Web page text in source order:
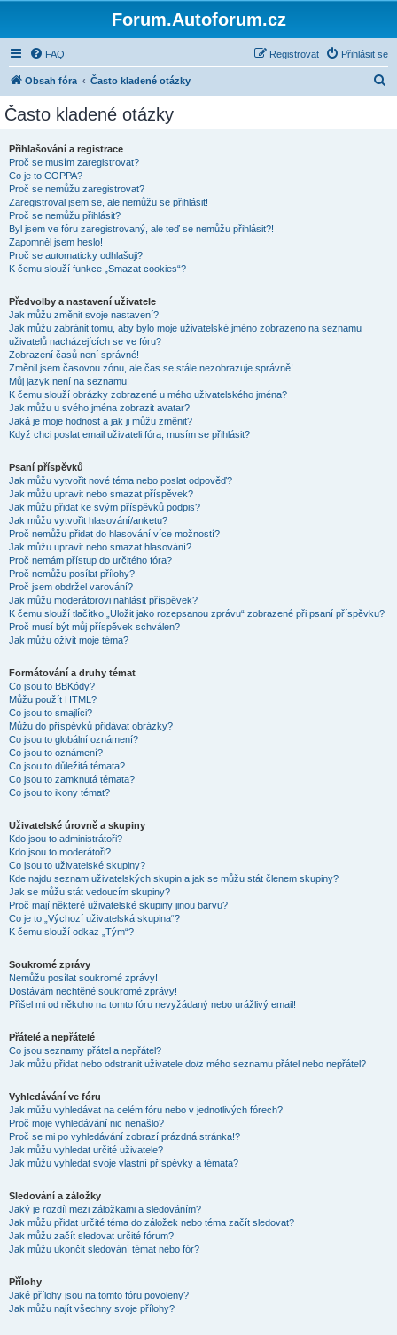
Forum.Autoforum.cz
FAQ Přihlásit se
Registrovat
Obsah fóra Často kladené otázky
Často kladené otázky
Přihlašování a registrace
Proč se musím zaregistrovat?
Co je to COPPA?
Proč se nemůžu zaregistrovat?
Zaregistroval jsem se, ale nemůžu se přihlásit!
Proč se nemůžu přihlásit?
Byl jsem ve fóru zaregistrovaný, ale teď se nemůžu přihlásit?!
Zapomněl jsem heslo!
Proč se automaticky odhlašuji?
K čemu slouží funkce „Smazat cookies“?
Předvolby a nastavení uživatele
Jak můžu změnit svoje nastavení?
Jak můžu zabránit tomu, aby bylo moje uživatelské jméno zobrazeno na seznamu
uživatelů nacházejících se ve fóru?
Zobrazení časů není správné!
Změnil jsem časovou zónu, ale čas se stále nezobrazuje správně!
Můj jazyk není na seznamu!
K čemu slouží obrázky zobrazené u mého uživatelského jména?
Jak můžu u svého jména zobrazit avatar?
Jaká je moje hodnost a jak ji můžu změnit?
Když chci poslat email uživateli fóra, musím se přihlásit?
Psaní příspěvků
Jak můžu vytvořit nové téma nebo poslat odpověď?
Jak můžu upravit nebo smazat příspěvek?
Jak můžu přidat ke svým příspěvků podpis?
Jak můžu vytvořit hlasování/anketu?
Proč nemůžu přidat do hlasování více možností?
Jak můžu upravit nebo smazat hlasování?
Proč nemám přístup do určitého fóra?
Proč nemůžu posílat přílohy?
Proč jsem obdržel varování?
Jak můžu moderátorovi nahlásit příspěvek?
K čemu slouží tlačítko „Uložit jako rozepsanou zprávu“ zobrazené při psaní příspěvku?
Proč musí být můj příspěvek schválen?
Jak můžu oživit moje téma?
Formátování a druhy témat
Co jsou to BBKódy?
Můžu použít HTML?
Co jsou to smajlíci?
Můžu do příspěvků přidávat obrázky?
Co jsou to globální oznámení?
Co jsou to oznámení?
Co jsou to důležitá témata?
Co jsou to zamknutá témata?
Co jsou to ikony témat?
Uživatelské úrovně a skupiny
Kdo jsou to administrátoři?
Kdo jsou to moderátoři?
Co jsou to uživatelské skupiny?
Kde najdu seznam uživatelských skupin a jak se můžu stát členem skupiny?
Jak se můžu stát vedoucím skupiny?
Proč mají některé uživatelské skupiny jinou barvu?
Co je to „Výchozí uživatelská skupina“?
K čemu slouží odkaz „Tým“?
Soukromé zprávy
Nemůžu posílat soukromé zprávy!
Dostávám nechtěné soukromé zprávy!
Přišel mi od někoho na tomto fóru nevyžádaný nebo urážlivý email!
Přátelé a nepřátelé
Co jsou seznamy přátel a nepřátel?
Jak můžu přidat nebo odstranit uživatele do/z mého seznamu přátel nebo nepřátel?
Vyhledávání ve fóru
Jak můžu vyhledávat na celém fóru nebo v jednotlivých fórech?
Proč moje vyhledávání nic nenašlo?
Proč se mi po vyhledávání zobrazí prázdná stránka!?
Jak můžu vyhledat určité uživatele?
Jak můžu vyhledat svoje vlastní příspěvky a témata?
Sledování a záložky
Jaký je rozdíl mezi záložkami a sledováním?
Jak můžu přidat určité téma do záložek nebo téma začít sledovat?
Jak můžu začít sledovat určité fórum?
Jak můžu ukončit sledování témat nebo fór?
Přílohy
Jaké přílohy jsou na tomto fóru povoleny?
Jak můžu najít všechny svoje přílohy?